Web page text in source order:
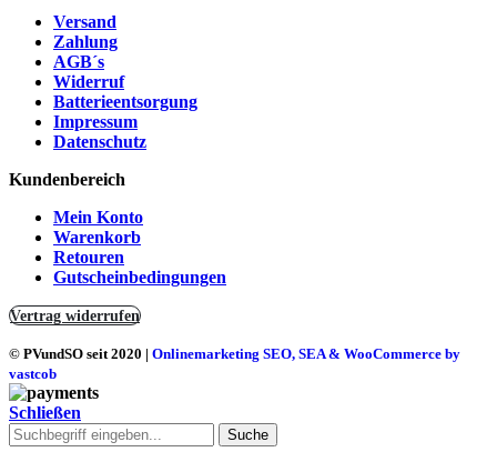
Versand
Zahlung
AGB´s
Widerruf
Batterieentsorgung
Impressum
Datenschutz
Kundenbereich
Mein Konto
Warenkorb
Retouren
Gutscheinbedingungen
Vertrag widerrufen
© PVundSO seit 2020 | Onlinemarketing SEO, SEA & WooCommerce by
vastcob
Schließen
Suche